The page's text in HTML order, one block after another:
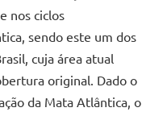
nos ciclos
sendo este um dos
cuja área atual
original. Dado o
da Mata Atlântica, o